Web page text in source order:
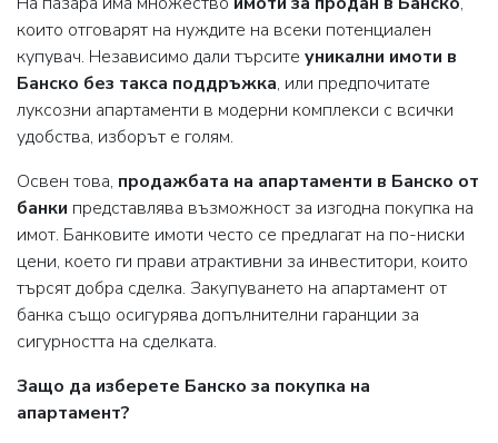
които отговарят на нуждите на всеки потенциален
купувач. Независимо дали търсите уникални имоти в
Банско без такса поддръжка, или предпочитате
луксозни апартаменти в модерни комплекси с всички
удобства, изборът е голям.
Освен това, продажбата на апартаменти в Банско от
банки представлява възможност за изгодна покупка на
имот. Банковите имоти често се предлагат на по-ниски
цени, което ги прави атрактивни за инвеститори, които
търсят добра сделка. Закупуването на апартамент от
банка също осигурява допълнителни гаранции за
сигурността на сделката.
Защо да изберете Банско за покупка на
апартамент?